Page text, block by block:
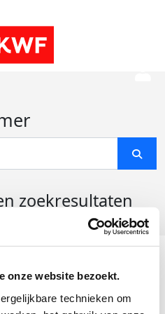
onze website bezoekt.
technieken om
zoekresultaten